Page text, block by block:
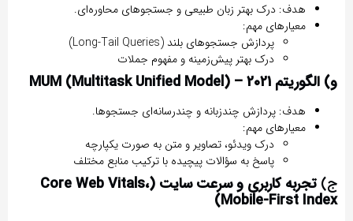
هدف: درک بهتر زبان طبیعی و جستجوهای محاوره‌ای.
معیارهای مهم:
پردازش جستجوهای بلند (Long-Tail Queries)
درک بهتر پیش‌زمینه و مفهوم جملات
و) الگوریتم MUM (Multitask Unified Model) – 2021
هدف: پردازش چندزبانه و چندرسانه‌ای جستجوها.
معیارهای مهم:
درک ویدئو، تصاویر و متن به صورت یکپارچه
پاسخ به سؤالات پیچیده با ترکیب منابع مختلف
ج) تجربه کاربری و سرعت سایت (Core Web Vitals،
Mobile-First Index)